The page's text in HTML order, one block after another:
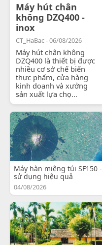
Máy hút chân
không DZQ400 -
inox
CT_HaBac - 06/08/2026
Máy hút chân không
DZQ400 là thiết bị được
nhiều cơ sở chế biến
thực phẩm, cửa hàng
kinh doanh và xưởng
sản xuất lựa chọ...
Máy hàn miệng túi SF150 -
sử dụng hiệu quả
04/08/2026